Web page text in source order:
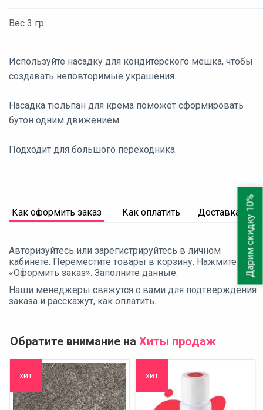
Вес 3 гр
Используйте насадку для кондитерского мешка, чтобы
создавать неповторимые украшения.
Насадка тюльпан для крема поможет сформировать
бутон одним движением.
Подходит для большого переходника.
Как оформить заказ Как оплатить Доставка
Авторизуйтесь или зарегистрируйтесь в личном
кабинете. Переместите товары в корзину. Нажмите
«Оформить заказ». Заполните данные.
Наши менеджеры свяжутся с вами для подтверждения
заказа и расскажут, как оплатить.
Обратите внимание на Хиты продаж
хит хит
Дарим скидку 10%